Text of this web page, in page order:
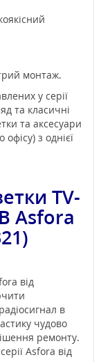
монтаж.
у серії
та класичні
та аксесуари
з однієї
TV-
Asfora
від
в
чудово
ремонту.
Asfora від